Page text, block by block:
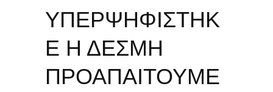
ΥΠΕΡΨΗΦΙΣΤΗΚ
Ε Η ΔΕΣΜΗ
ΠΡΟΑΠΑΙΤΟΥΜΕ